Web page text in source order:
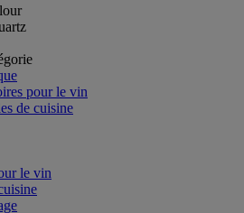
pour le vin
de cuisine
le vin